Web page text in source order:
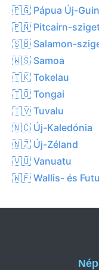
🇵🇬 Pápua Új-
🇵🇳 Pitcairn-
🇸🇧 Salamon-
🇼🇸 Samoa
🇹🇰 Tokelau
🇹🇴 Tongai
🇹🇻 Tuvalu
🇳🇨 Új-Kaledónia
🇳🇿 Új-Zéland
🇻🇺 Vanuatu
🇼🇫 Wallis- és